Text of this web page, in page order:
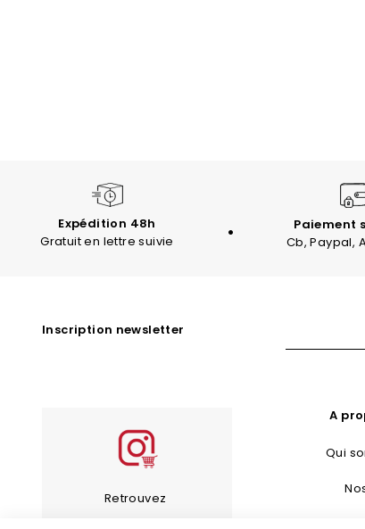
Expédition 48h
Gratuit en lettre suivie
Paiement
Cb, Paypal,
Inscription newsletter
Retrouvez
A
Qui